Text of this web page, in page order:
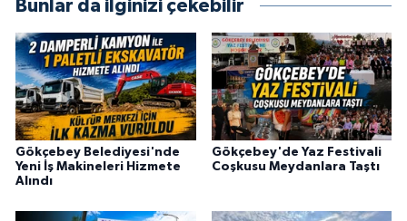
Bunlar da ilginizi çekebilir
Gökçebey Belediyesi'nde
Yeni İş Makineleri Hizmete
Alındı
Gökçebey'de Yaz Festivali
Coşkusu Meydanlara Taştı